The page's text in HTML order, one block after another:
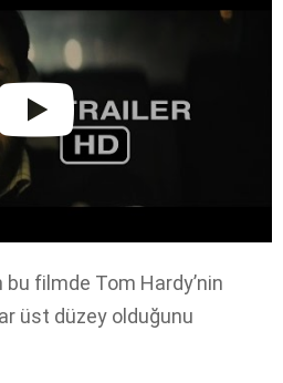
filmde Tom Hardy’nin
üst düzey olduğunu